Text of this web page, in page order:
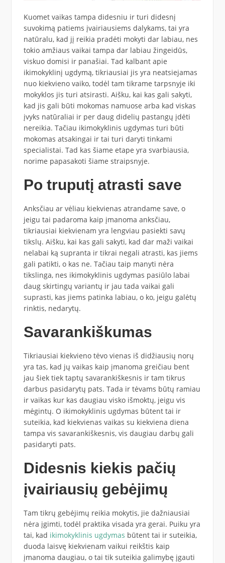
Kuomet vaikas tampa didesniu ir turi didesnį
suvokimą patiems įvairiausiems dalykams, tai yra
natūralu, kad jį reikia pradėti mokyti dar labiau, nes
tokio amžiaus vaikai tampa dar labiau žingeidūs,
viskuo domisi ir panašiai. Tad kalbant apie
ikimokyklinį ugdymą, tikriausiai jis yra neatsiejamas
nuo kiekvieno vaiko, todėl tam tikrame tarpsnyje iki
mokyklos jis turi atsirasti. Aišku, kai kas gali sakyti,
kad jis gali būti mokomas namuose arba kad viskas
įvyks natūraliai ir per daug didelių pastangų įdėti
nereikia. Tačiau ikimokyklinis ugdymas turi būti
mokomas atsakingai ir tai turi daryti tinkami
specialistai. Tad kas šiame etape yra svarbiausia,
norime papasakoti šiame straipsnyje.
Po truputį atrasti save
Anksčiau ar vėliau kiekvienas atrandame save, o
jeigu tai padaroma kaip įmanoma anksčiau,
tikriausiai kiekvienam yra lengviau pasiekti savų
tikslų. Aišku, kai kas gali sakyti, kad dar maži vaikai
nelabai ką supranta ir tikrai negali atrasti, kas jiems
gali patikti, o kas ne. Tačiau taip manyti nėra
tikslinga, nes ikimokyklinis ugdymas pasiūlo labai
daug skirtingų variantų ir jau tada vaikai gali
suprasti, kas jiems patinka labiau, o ko, jeigu galėtų
rinktis, nedarytų.
Savarankiškumas
Tikriausiai kiekvieno tėvo vienas iš didžiausių norų
yra tas, kad jų vaikas kaip įmanoma greičiau bent
jau šiek tiek taptų savarankiškesnis ir tam tikrus
darbus pasidarytų pats. Tada ir tėvams būtų ramiau
ir vaikas kur kas daugiau visko išmoktų, jeigu vis
mėgintų. O ikimokyklinis ugdymas būtent tai ir
suteikia, kad kiekvienas vaikas su kiekviena diena
tampa vis savarankiškesnis, vis daugiau darbų gali
pasidaryti pats.
Didesnis kiekis pačių
įvairiausių gebėjimų
Tam tikrų gebėjimų reikia mokytis, jie dažniausiai
nėra įgimti, todėl praktika visada yra gerai. Puiku yra
tai, kad ikimokyklinis ugdymas būtent tai ir suteikia,
duoda laisvę kiekvienam vaikui reikštis kaip
įmanoma daugiau, o tai tik suteikia galimybę įgauti